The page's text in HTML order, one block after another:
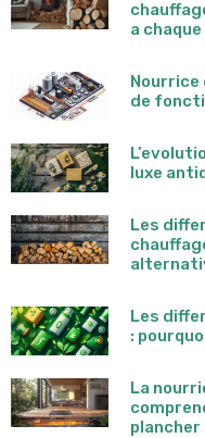
a
Nourrice
de
luxe
Les
Les
:
La